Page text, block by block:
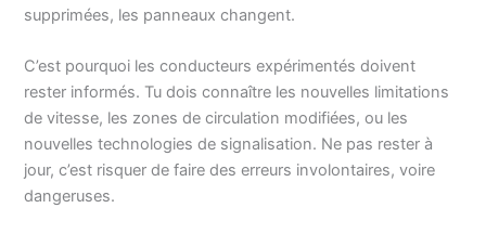
supprimées, les panneaux changent.
C’est pourquoi les conducteurs expérimentés doivent
rester informés. Tu dois connaître les nouvelles limitations
de vitesse, les zones de circulation modifiées, ou les
nouvelles technologies de signalisation. Ne pas rester à
jour, c’est risquer de faire des erreurs involontaires, voire
dangeruses.